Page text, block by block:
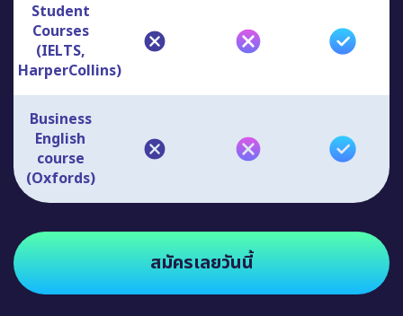
Student
Courses
(IELTS,
HarperCollins)
Business
English
course
(Oxfords)
สมัครเลยวันนี้